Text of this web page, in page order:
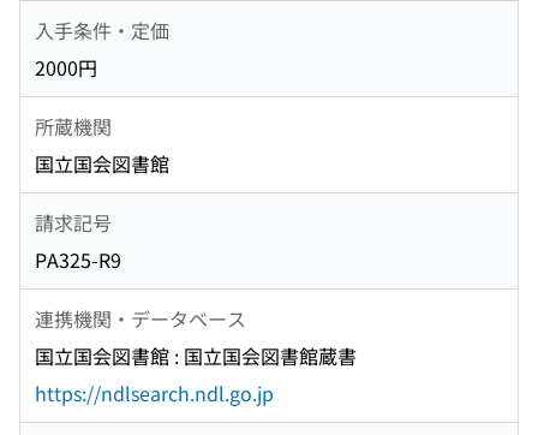
入手条件・定価
2000円
所蔵機関
国立国会図書館
請求記号
PA325-R9
連携機関・データベース
国立国会図書館 : 国立国会図書館蔵書
https://ndlsearch.ndl.go.jp